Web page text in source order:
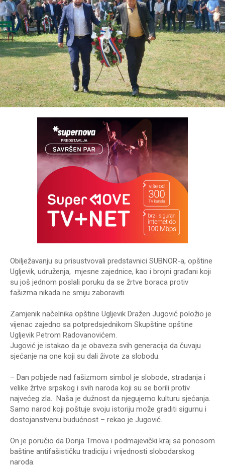
Obilježavanju su prisustvovali predstavnici SUBNOR-a, opštine
Ugljevik, udruženja, mjesne zajednice, kao i brojni građani koji
su još jednom poslali poruku da se žrtve boraca protiv
fašizma nikada ne smiju zaboraviti.
Zamjenik načelnika opštine Ugljevik Dražen Jugović položio je
vijenac zajedno sa potpredsjednikom Skupštine opštine
Ugljevik Petrom Radovanovićem.
Jugović je istakao da je obaveza svih generacija da čuvaju
sjećanje na one koji su dali živote za slobodu.
– Dan pobjede nad fašizmom simbol je slobode, stradanja i
velike žrtve srpskog i svih naroda koji su se borili protiv
najvećeg zla. Naša je dužnost da njegujemo kulturu sjećanja.
Samo narod koji poštuje svoju istoriju može graditi sigurnu i
dostojanstvenu budućnost – rekao je Jugović.
On je poručio da Donja Trnova i podmajevički kraj sa ponosom
baštine antifašističku tradiciju i vrijednosti slobodarskog
naroda.